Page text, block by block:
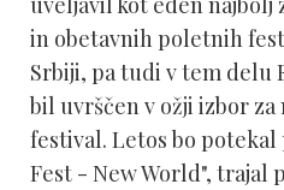
in obetavnih poletnih
Srbiji, pa tudi v tem delu
bil uvrščen v ožji izbor
festival. Letos bo
Fest - New World", trajal